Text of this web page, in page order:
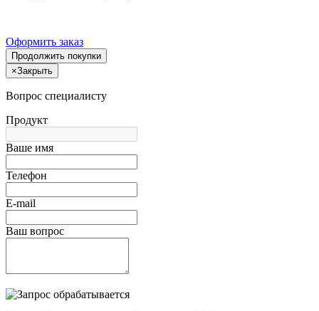
Оформить заказ
Продолжить покупки
×Закрыть
Вопрос специалисту
Продукт
Ваше имя
Телефон
E-mail
Ваш вопрос